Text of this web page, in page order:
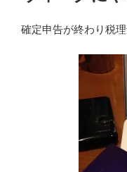
確定申告が終わり税